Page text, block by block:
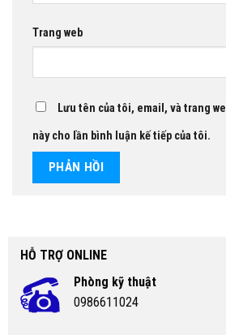
Trang web
Lưu tên của tôi, email, và trang
này cho lần bình luận kế tiếp của tôi.
HỖ TRỢ ONLINE
Phòng kỹ thuật
0986611024